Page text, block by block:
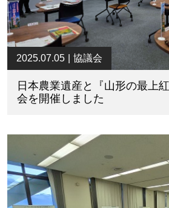
2025.07.05 協議会
日本農業遺産と『山形の最上
会を開催しました